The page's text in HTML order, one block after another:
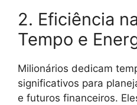
2. Eficiência
Tempo e
Milionários dedicam
significativos para
e futuros financeiros.